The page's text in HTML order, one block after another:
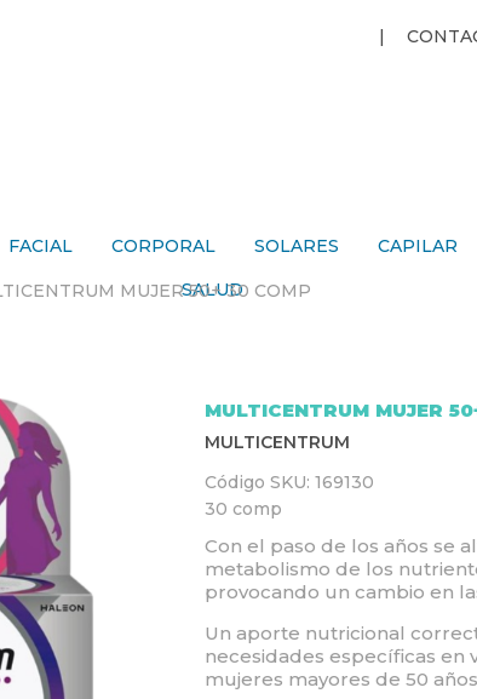
FACIAL CORPORAL SOLARES CAPILAR
SALUD
MUJER 50+ 30 COMP
MULTICENTRUM MUJER
MULTICENTRUM
Código SKU: 169130
30 comp
Con el paso de los años se
metabolismo de los
provocando un cambio en
Un aporte nutricional
necesidades específicas en
mujeres mayores de 50